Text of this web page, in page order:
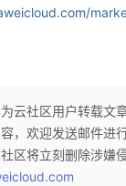
为云社区用户转载文
，欢迎发送邮件进
区将立刻删除涉嫌